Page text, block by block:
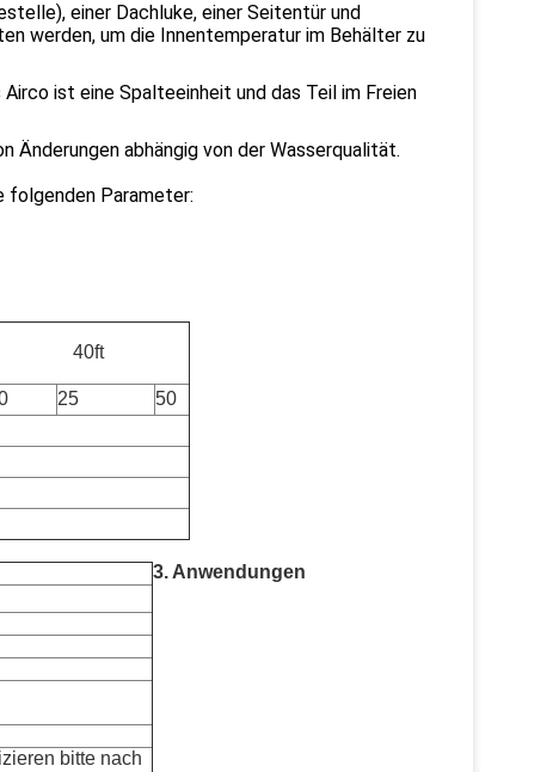
einer Dachluke, einer Seitentür und
werden, um die Innentemperatur im Behälter zu
ist eine Spalteeinheit und das Teil im Freien
Änderungen abhängig von der Wasserqualität.
folgenden Parameter:
40ft
25
50
bitte nach
3. Anwendungen